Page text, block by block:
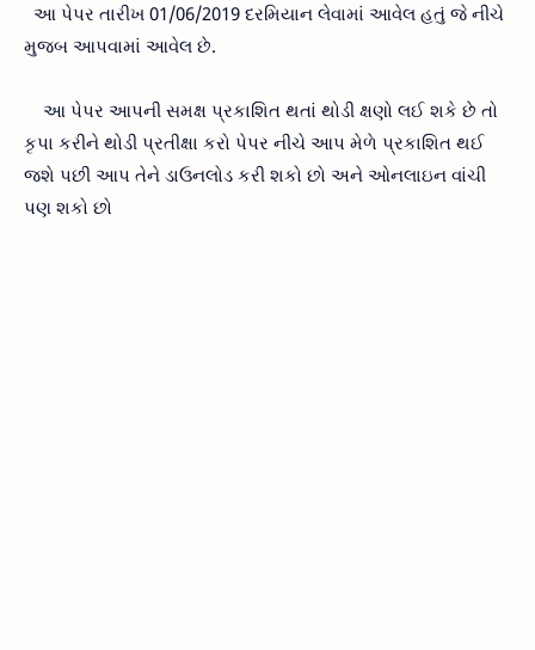
આ પેપર તારીખ 01/06/2019 દરમિયાન લેવામાં આવેલ હતું જે નીચે
મુજબ આપવામાં આવેલ છે.
આ પેપર આપની સમક્ષ પ્રકાશિત થતાં થોડી ક્ષણો લઈ શકે છે તો
કૃપા કરીને થોડી પ્રતીક્ષા કરો પેપર નીચે આપ મેળે પ્રકાશિત થઈ
જશે પછી આપ તેને ડાઉનલોડ કરી શકો છો અને ઓનલાઇન વાંચી
પણ શકો છો